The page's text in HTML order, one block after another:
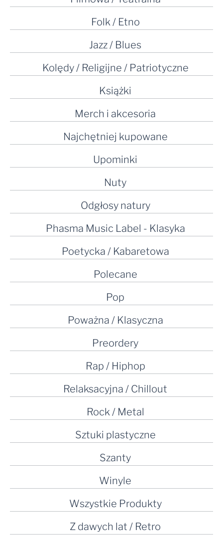
Folk / Etno
Jazz / Blues
Kolędy / Religijne / Patriotyczne
Książki
Merch i akcesoria
Najchętniej kupowane
Upominki
Nuty
Odgłosy natury
Phasma Music Label - Klasyka
Poetycka / Kabaretowa
Polecane
Pop
Poważna / Klasyczna
Preordery
Rap / Hiphop
Relaksacyjna / Chillout
Rock / Metal
Sztuki plastyczne
Szanty
Winyle
Wszystkie Produkty
Z dawych lat / Retro